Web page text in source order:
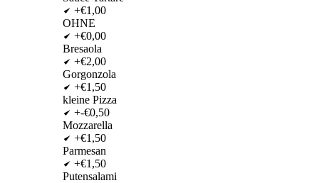
+€1,00
OHNE
+€0,00
Bresaola
+€2,00
Gorgonzola
+€1,50
kleine Pizza
+-€0,50
Mozzarella
+€1,50
Parmesan
+€1,50
Putensalami